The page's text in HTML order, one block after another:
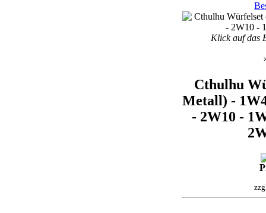
Klick auf das
Cthulhu
Metall) -
- 2W10 -